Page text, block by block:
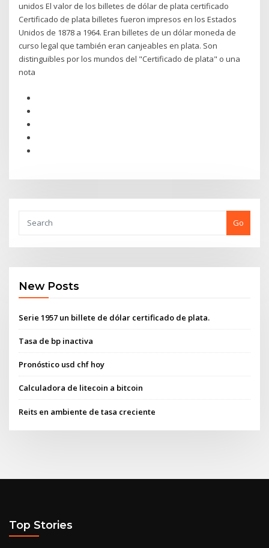
unidos El valor de los billetes de dólar de plata certificado
Certificado de plata billetes fueron impresos en los Estados
Unidos de 1878 a 1964. Eran billetes de un dólar moneda de
curso legal que también eran canjeables en plata. Son
distinguibles por los mundos del "Certificado de plata" o una
nota
Go
New Posts
Serie 1957 un billete de dólar certificado de plata.
Tasa de bp inactiva
Pronóstico usd chf hoy
Calculadora de litecoin a bitcoin
Reits en ambiente de tasa creciente
Top Stories